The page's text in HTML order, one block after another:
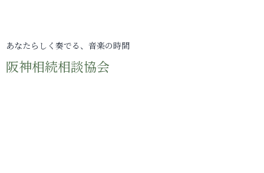
あなたらしく奏でる、音楽の時間
阪神相続相談協会